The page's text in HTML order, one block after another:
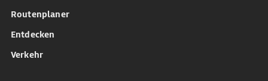
Routenplaner
Entdecken
Verkehr